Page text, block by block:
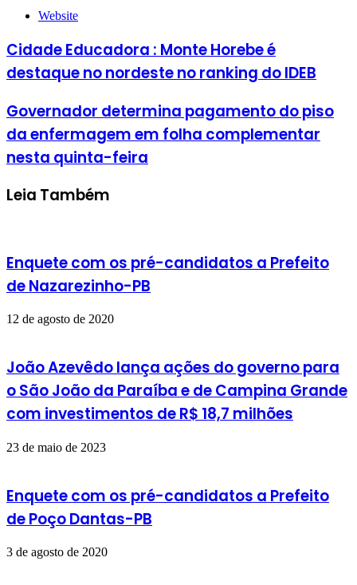
Website
Cidade Educadora : Monte Horebe é
destaque no nordeste no ranking do IDEB
Governador determina pagamento do piso
da enfermagem em folha complementar
nesta quinta-feira
Leia Também
Enquete com os pré-candidatos a Prefeito
de Nazarezinho-PB
12 de agosto de 2020
João Azevêdo lança ações do governo para
o São João da Paraíba e de Campina Grande
com investimentos de R$ 18,7 milhões
23 de maio de 2023
Enquete com os pré-candidatos a Prefeito
de Poço Dantas-PB
3 de agosto de 2020